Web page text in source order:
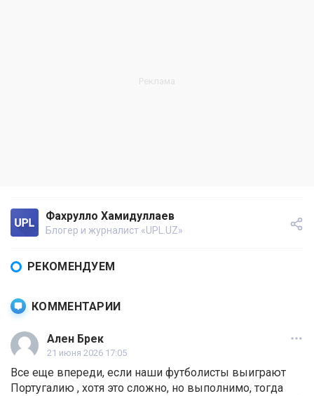
Фахрулло Хамидуллаев
Блогер и журналист «UPL.UZ»
РЕКОМЕНДУЕМ
КОММЕНТАРИИ
Ален Брек
21 июня 2026 17:05
Все еще впереди, если наши футболисты выиграют
Португалию , хотя это сложно, но выполнимо, тогда